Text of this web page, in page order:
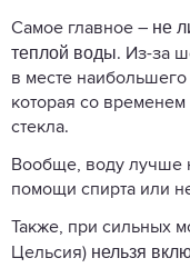
Самое главное – не
теплой воды. Из-за
в месте
которая со временем
стекла.
Вообще, воду лучше
помощи спирта или
Также, при сильных
Цельсия) нельзя